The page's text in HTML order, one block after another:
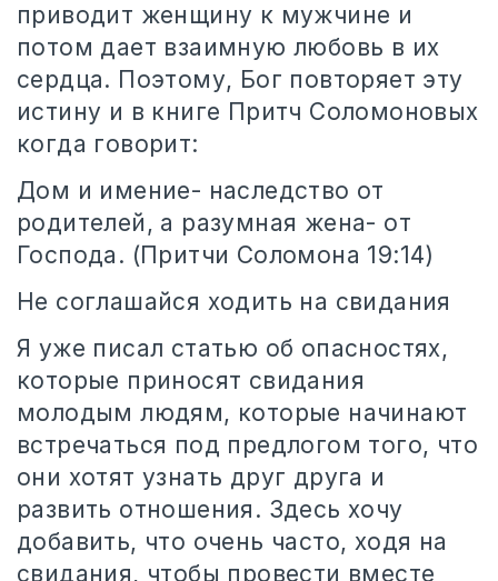
приводит женщину к мужчине и
потом дает взаимную любовь в их
сердца. Поэтому, Бог повторяет эту
истину и в книге Притч Соломоновых
когда говорит:
Дом и имение- наследство от
родителей, а разумная жена- от
Господа. (Притчи Соломона 19:14)
Не соглашайся ходить на свидания
Я уже писал статью об опасностях,
которые приносят свидания
молодым людям, которые начинают
встречаться под предлогом того, что
они хотят узнать друг друга и
развить отношения. Здесь хочу
добавить, что очень часто, ходя на
свидания, чтобы провести вместе